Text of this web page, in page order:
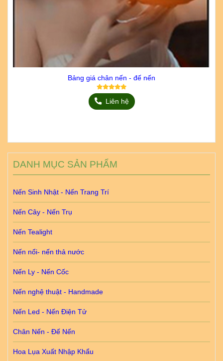
Bảng giá chân nến - đế nến
Liên hệ
DANH MỤC SẢN PHẨM
Nến Sinh Nhật - Nến Trang Trí
Nến Cây - Nến Trụ
Nến Tealight
Nến nổi- nến thả nước
Nến Ly - Nến Cốc
Nến nghệ thuật - Handmade
Nến Led - Nến Điện Tử
Chân Nến - Đế Nến
Hoa Lụa Xuất Nhập Khẩu